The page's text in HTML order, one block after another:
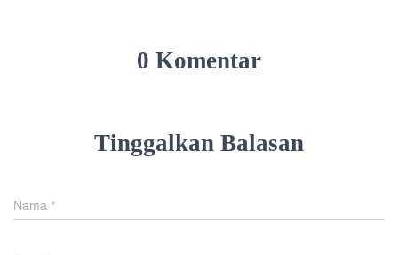
0 Komentar
Tinggalkan Balasan
Nama *